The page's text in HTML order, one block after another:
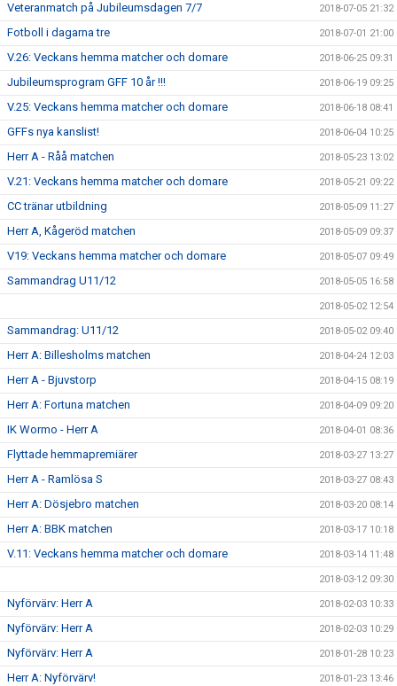
Veteranmatch på Jubileumsdagen 7/7 2018-07-05 21:32
Fotboll i dagarna tre 2018-07-01 21:00
V.26: Veckans hemma matcher och domare 2018-06-25 09:31
Jubileumsprogram GFF 10 år !!! 2018-06-19 09:25
V.25: Veckans hemma matcher och domare 2018-06-18 08:41
GFFs nya kanslist! 2018-06-04 10:25
Herr A - Råå matchen 2018-05-23 13:02
V.21: Veckans hemma matcher och domare 2018-05-21 09:22
CC tränar utbildning 2018-05-09 11:27
Herr A, Kågeröd matchen 2018-05-09 09:37
V19: Veckans hemma matcher och domare 2018-05-07 09:49
Sammandrag U11/12 2018-05-05 16:58
2018-05-02 12:54
Sammandrag: U11/12 2018-05-02 09:40
Herr A: Billesholms matchen 2018-04-24 12:03
Herr A - Bjuvstorp 2018-04-15 08:19
Herr A: Fortuna matchen 2018-04-09 09:20
IK Wormo - Herr A 2018-04-01 08:36
Flyttade hemmapremiärer 2018-03-27 13:27
Herr A - Ramlösa S 2018-03-27 08:43
Herr A: Dösjebro matchen 2018-03-20 08:14
Herr A: BBK matchen 2018-03-17 10:18
V.11: Veckans hemma matcher och domare 2018-03-14 11:48
2018-03-12 09:30
Nyförvärv: Herr A 2018-02-03 10:33
Nyförvärv: Herr A 2018-02-03 10:29
Nyförvärv: Herr A 2018-01-28 10:23
Herr A: Nyförvärv! 2018-01-23 13:46